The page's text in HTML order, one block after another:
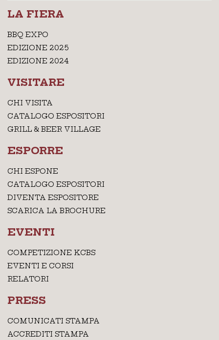
LA FIERA
BBQ EXPO
EDIZIONE 2025
EDIZIONE 2024
VISITARE
CHI VISITA
CATALOGO ESPOSITORI
GRILL & BEER VILLAGE
ESPORRE
CHI ESPONE
CATALOGO ESPOSITORI
DIVENTA ESPOSITORE
SCARICA LA BROCHURE
EVENTI
COMPETIZIONE KCBS
EVENTI E CORSI
RELATORI
PRESS
COMUNICATI STAMPA
ACCREDITI STAMPA